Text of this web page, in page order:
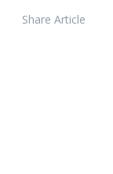
Share Article